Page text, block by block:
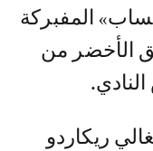
المفبركة
الأخضر من
ريكاردو